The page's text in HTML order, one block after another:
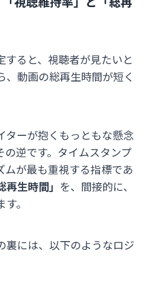
すると、視聴者が見たいと
、動画の総再生時間が短く
ターが抱くもっともな懸念
の逆です。タイムスタンプ
ムが最も重視する指標であ
再生時間」 を、間接的に、
。
裏には、以下のようなロジ